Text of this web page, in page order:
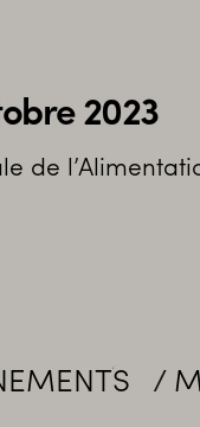
2023